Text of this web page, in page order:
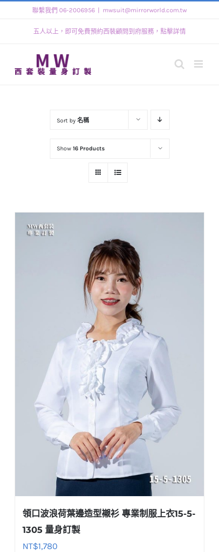
聯繫我們 06-2006956 mwsuit@mirrorworld.com.tw
五人以上，即可免費預約西裝顧問到府服務，點擊詳情
Sort by 名稱
Show 16 Products
領口波浪荷葉邊造型襯衫 專業制服上衣15-5-
1305 量身訂製
NT$1,780